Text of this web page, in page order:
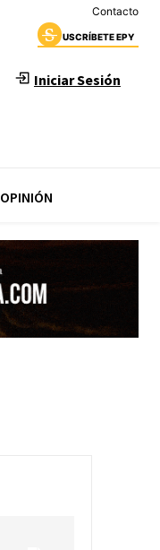
Contacto
USCRÍBETE EPY
Iniciar Sesión
OPINIÓN